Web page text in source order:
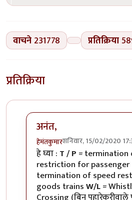
वाचने 231778 प्रतिक्रिया
प्रतिक्रिया
अनंत,
हेमंतकुमारशनिवार, 15/02/2020
In reply toरेल्वे रुळांच्याby
हे घ्या : T / P = termination
restriction for passenger
termination of speed
goods trainsW/L=